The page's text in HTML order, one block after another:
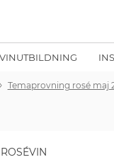
VINUTBILDNING
Temaprovning rosé maj